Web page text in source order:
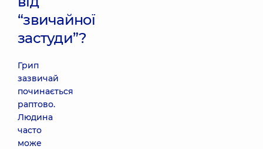
“звичайної
застуди”?
Грип
зазвичай
починається
раптово.
Людина
часто
може